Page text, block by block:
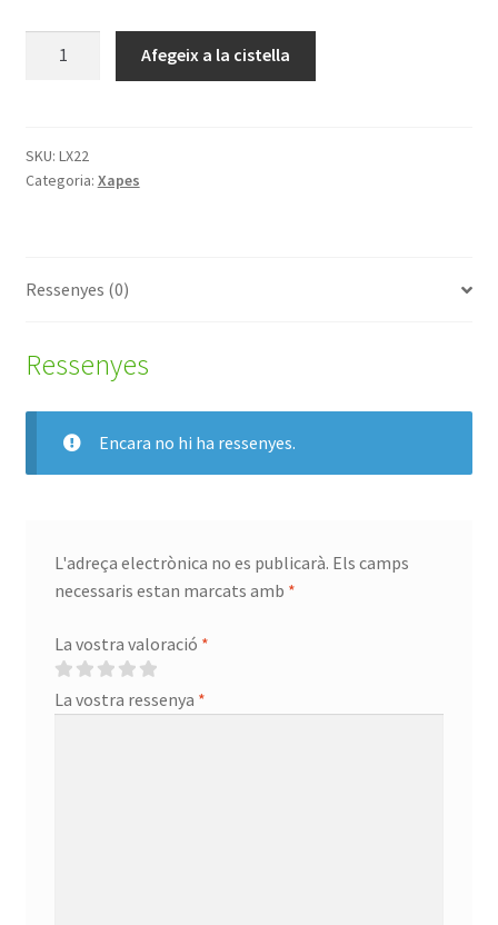
Afegeix a la cistella
SKU: LX22
Categoria: Xapes
Ressenyes (0)
Ressenyes
Encara no hi ha ressenyes.
L'adreça electrònica no es publicarà. Els camps
necessaris estan marcats amb *
La vostra valoració *
La vostra ressenya *